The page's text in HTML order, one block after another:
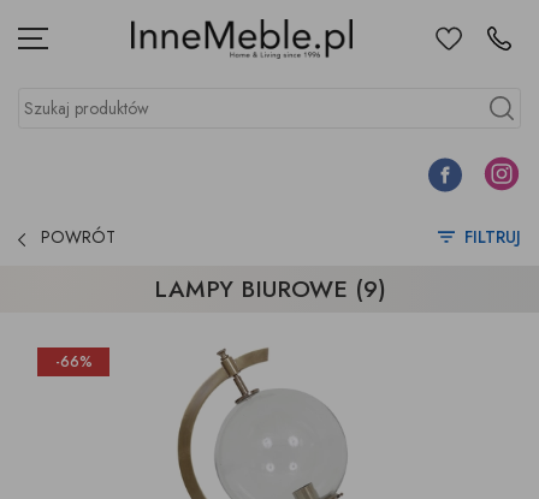
Menu UlubioneKontakt
Szukaj produktów
Szukaj
Facebook
POWRÓT FILTRUJ
LAMPY BIUROWE (9)
-66%